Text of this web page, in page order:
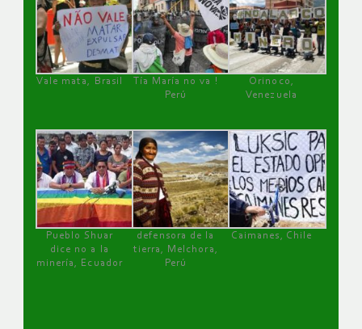
Vale mata, Brasil
Tía María no va !
Perú
Orinoco,
Venezuela
Pueblo Shuar
dice no a la
minería, Ecuador
defensora de la
tierra, Melchora,
Perú
Caimanes, Chile